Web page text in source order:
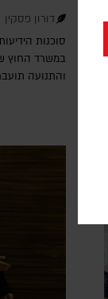
דורון פסקין
סוכנות
במשרד החוץ
והתנועה